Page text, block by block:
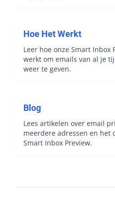
Hoe Het Werkt
Leer hoe onze Smart Inbox
werkt om emails van al je
weer te geven.
Blog
Lees artikelen over email
meerdere adressen en het
Smart Inbox Preview.